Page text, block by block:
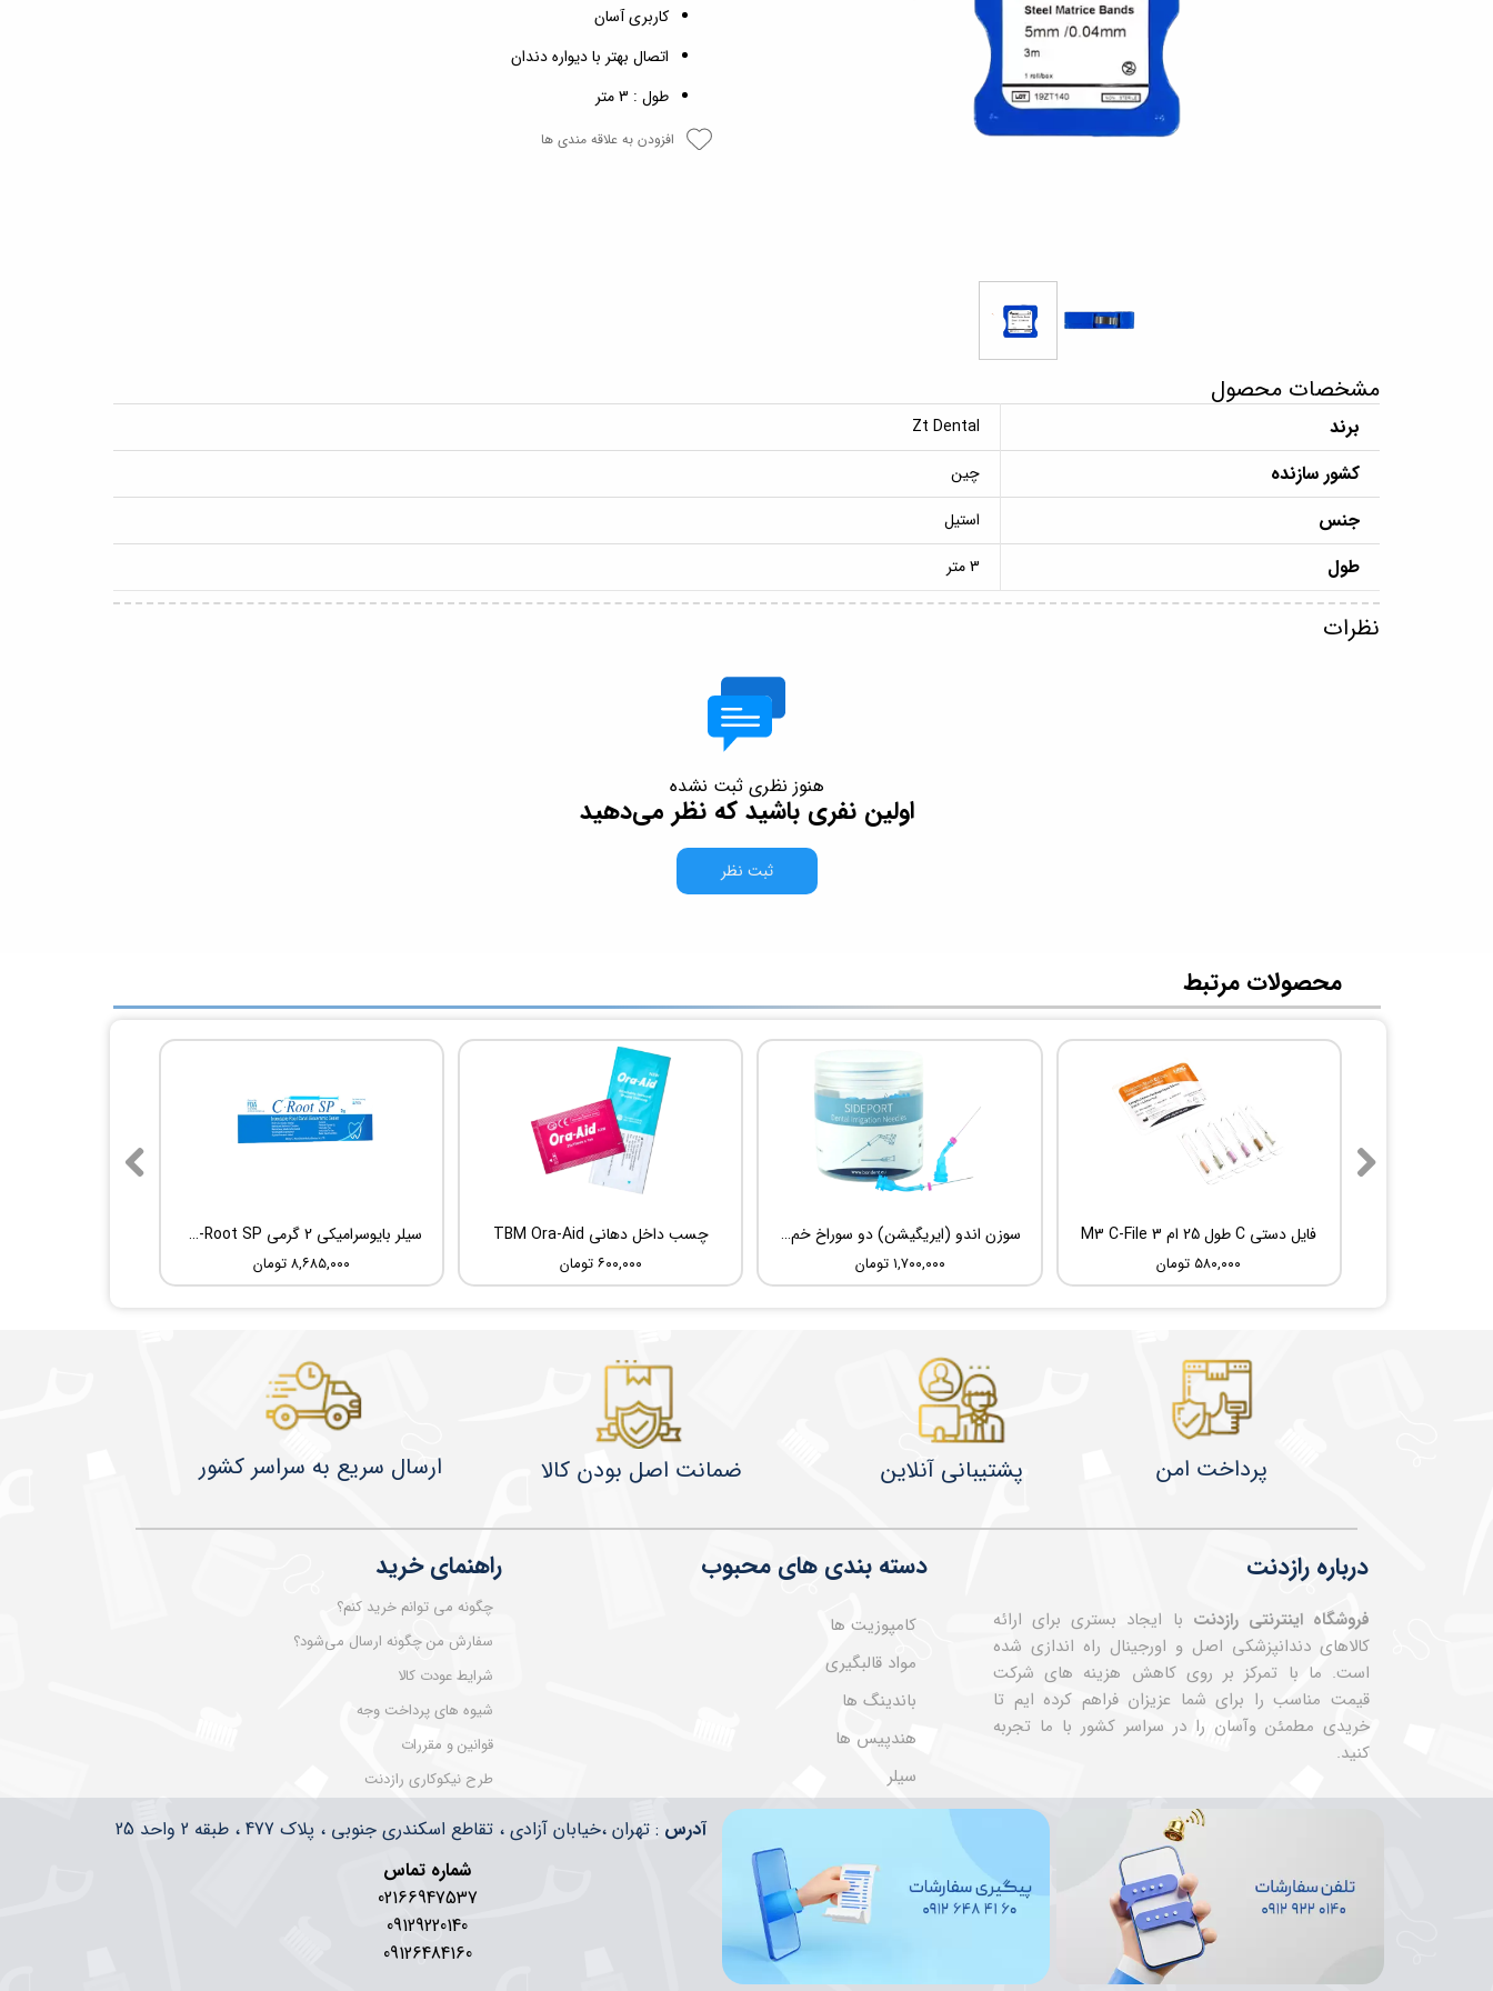
کاربری آسان
اتصال بهتر با دیواره دندان
طول : 3 متر
افزودن به علاقه مندی ها
مشخصات محصول
برند Zt Dental
کشور سازنده چین
جنس استیل
طول 3 متر
نظرات
هنوز نظری ثبت نشده
اولین نفری باشید که نظر می‌دهید
ثبت نظر
سیلر بایوسرامیکی 2 گرمی Root Dental Medical C-Root SP
۸,۶۸۵,۰۰۰ تومان
چسب داخل دهانی TBM Ora-Aid
۶۰۰,۰۰۰ تومان
سوزن اندو (ایریگیشن) دو سوراخ خم شونده UDG Sideport
۱,۷۰۰,۰۰۰ تومان
فایل دستی C طول 25 ام 3 M3 C-File
۵۸۰,۰۰۰ تومان
​محصولات مرتبط
درباره رازدنت
فروشگاه اینترنتی رازدنت با ایجاد بستری برای ارائه
کالاهای دندانپزشکی اصل و اورجینال راه اندازی شده
است. ما با تمرکز بر روی کاهش هزینه های شرکت
قیمت مناسب را برای شما عزیزان فراهم کرده ایم تا
خریدی مطمئن وآسان را در سراسر کشور با ما تجربه
کنید.
راهنمای خرید
چگونه می توانم خرید کنم؟
سفارش من چگونه ارسال می‌شود؟
شرایط عودت کالا
شیوه های پرداخت وجه
قوانین و مقررات
طرح نیکوکاری رازدنت
دسته بندی های محبوب
کامپوزیت ها
مواد قالبگیری
باندینگ ها
هندپیس ها
سیلر
​​آدرس : تهران ،خیابان آزادی ، تقاطع اسکندری جنوبی ، پلاک 477 ، طبقه 2 واحد 25
شماره تماس
02166947537
09129220140
09126484160
​​​​ارسال سریع به سراسر کشور ضمانت اصل بودن کالا پشتیبانی آنلاین پرداخت امن